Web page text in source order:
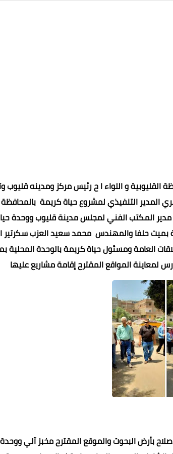
القليوبية و اللواء ا ح رئيس مركز ومدينه قليوب
المدير التنفيذي لمشروع حياة كريمة
المكتب الفني لمجلس مدينة قليوب ووحدة
بميت حلفا والمهندس محمد سعيد العزب سكرتير
العامة ومسئول حياة كريمة بالوحدة المحلية
لمعاينة المواقع المقترح إقامة مشاريع عليها
بأرض البحوث والموقع المقترح مخبز آلي